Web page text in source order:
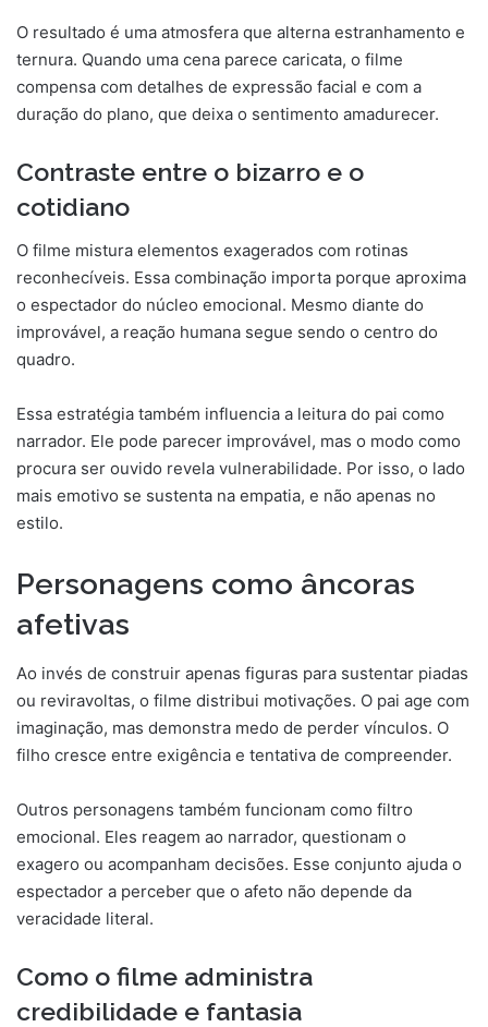
O resultado é uma atmosfera que alterna estranhamento e
ternura. Quando uma cena parece caricata, o filme
compensa com detalhes de expressão facial e com a
duração do plano, que deixa o sentimento amadurecer.
Contraste entre o bizarro e o
cotidiano
O filme mistura elementos exagerados com rotinas
reconhecíveis. Essa combinação importa porque aproxima
o espectador do núcleo emocional. Mesmo diante do
improvável, a reação humana segue sendo o centro do
quadro.
Essa estratégia também influencia a leitura do pai como
narrador. Ele pode parecer improvável, mas o modo como
procura ser ouvido revela vulnerabilidade. Por isso, o lado
mais emotivo se sustenta na empatia, e não apenas no
estilo.
Personagens como âncoras
afetivas
Ao invés de construir apenas figuras para sustentar piadas
ou reviravoltas, o filme distribui motivações. O pai age com
imaginação, mas demonstra medo de perder vínculos. O
filho cresce entre exigência e tentativa de compreender.
Outros personagens também funcionam como filtro
emocional. Eles reagem ao narrador, questionam o
exagero ou acompanham decisões. Esse conjunto ajuda o
espectador a perceber que o afeto não depende da
veracidade literal.
Como o filme administra
credibilidade e fantasia